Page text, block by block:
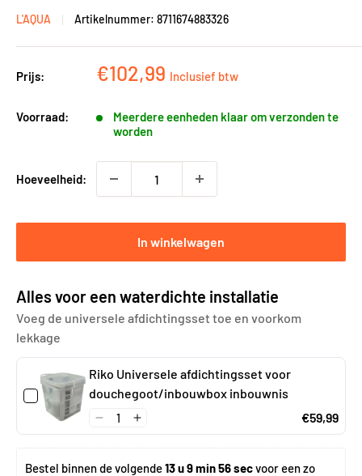
L'AQUA Artikelnummer: 8711674883326
Prijs: Kortingsprijs
€102,99 Inclusief btw
Voorraad:
Meerdere eenheden klaar om verzonden te
worden
Hoeveelheid:
In winkelwagen
Alles voor een waterdichte installatie
Voeg de universele afdichtingsset toe en voorkom
lekkage
Riko Universele afdichtingsset voor
douchegoot/inbouwbox inbouwnis
€59,99
Bestel binnen de volgende 13 u 9 min 55 sec voor een zo